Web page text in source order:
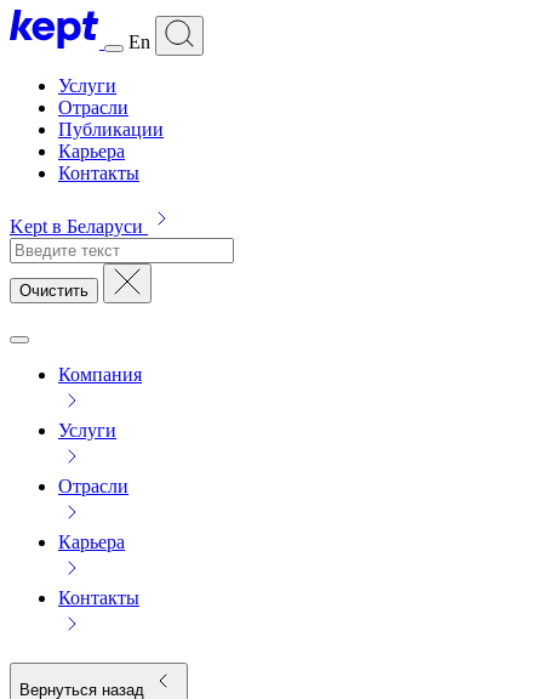
En
Услуги
Отрасли
Публикации
Карьера
Контакты
Kept в Беларуси
Очистить
Компания
Услуги
Отрасли
Карьера
Контакты
Вернуться назад